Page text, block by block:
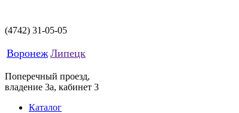
(4742) 31-05-05
Воронеж Липецк
Поперечный проезд,
владение 3а, кабинет 3
Каталог